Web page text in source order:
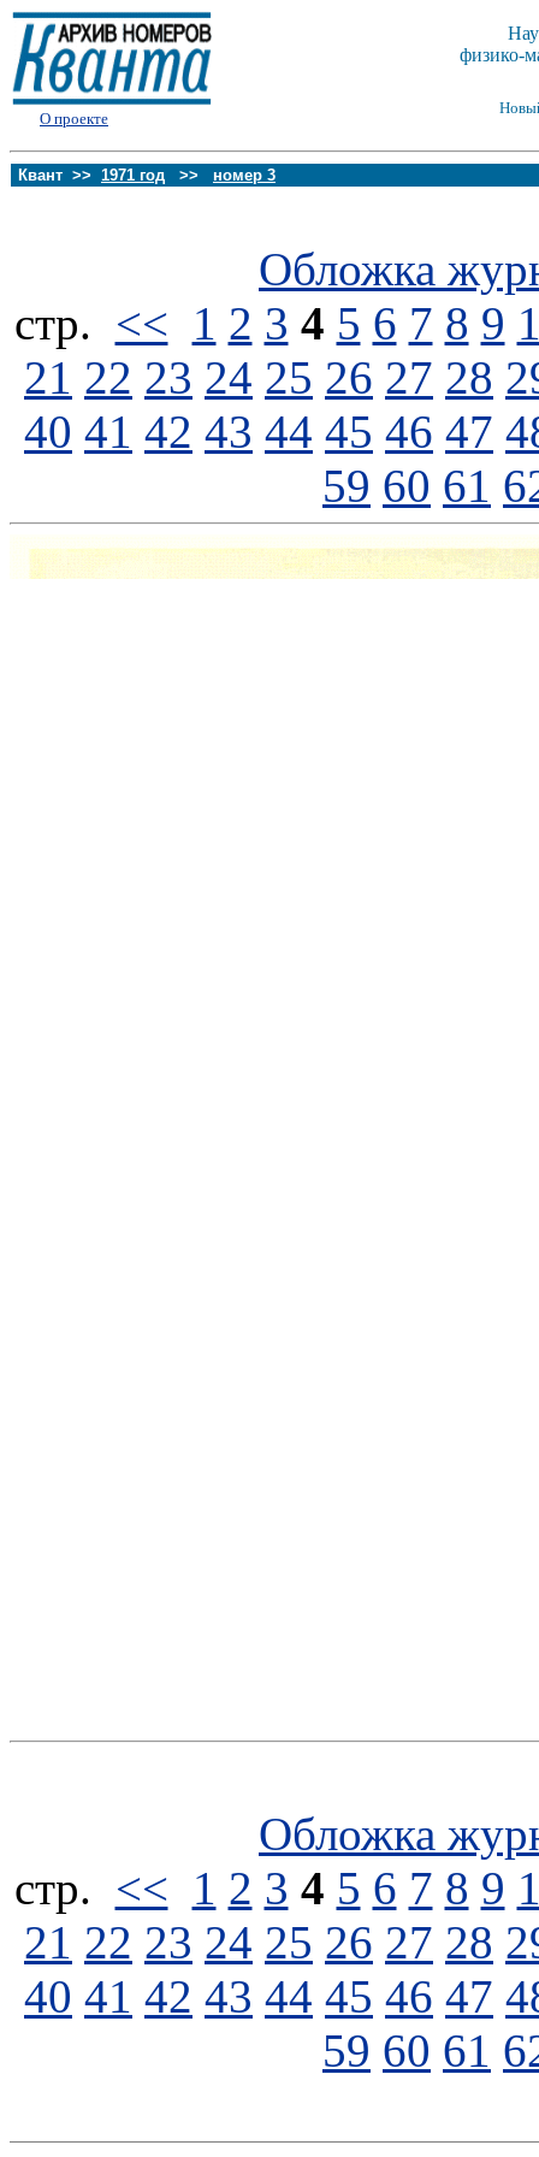
О проекте
физико-
Квант >> 1971 год >> номер 3
Обложка
стp. << 1 2 3 4 5 6 7 8 9
21 22 23 24 25 26 27 28
40 41 42 43 44 45 46 47
59 60 61
Обложка
стp. << 1 2 3 4 5 6 7 8 9
21 22 23 24 25 26 27 28
40 41 42 43 44 45 46 47
59 60 61